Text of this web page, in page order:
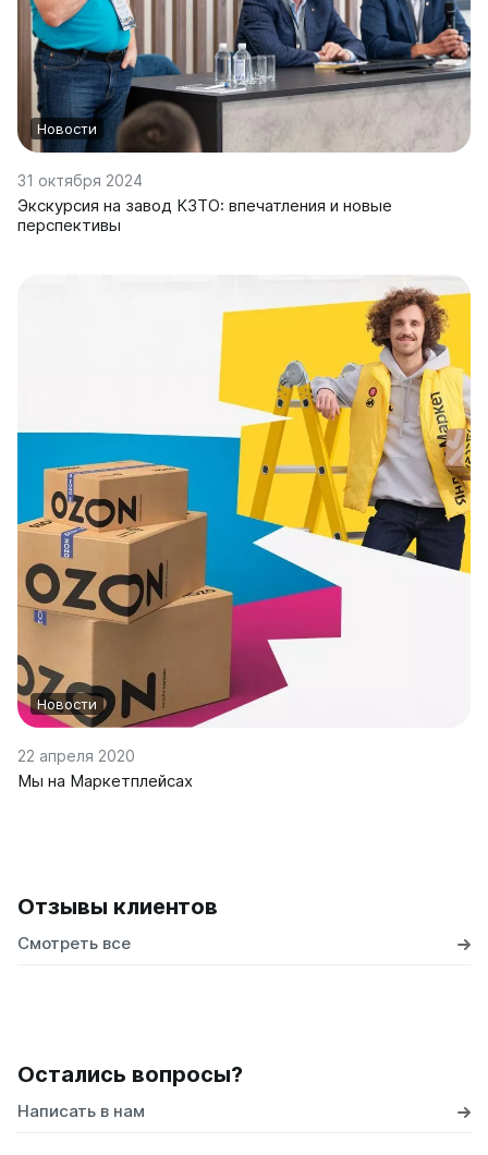
Новости
31 октября 2024
Экскурсия на завод КЗТО: впечатления и новые
перспективы
Новости
22 апреля 2020
Мы на Маркетплейсах
Отзывы клиентов
Смотреть все
Остались вопросы?
Написать в нам